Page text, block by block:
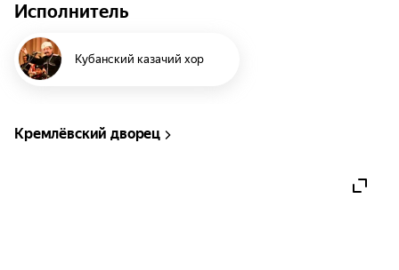
Исполнитель
Кубанский казачий хор
Кремлёвский дворец